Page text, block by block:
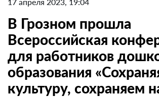
В Грозном прошла
Всероссийская
для работников
образования
культуру, сохраняем